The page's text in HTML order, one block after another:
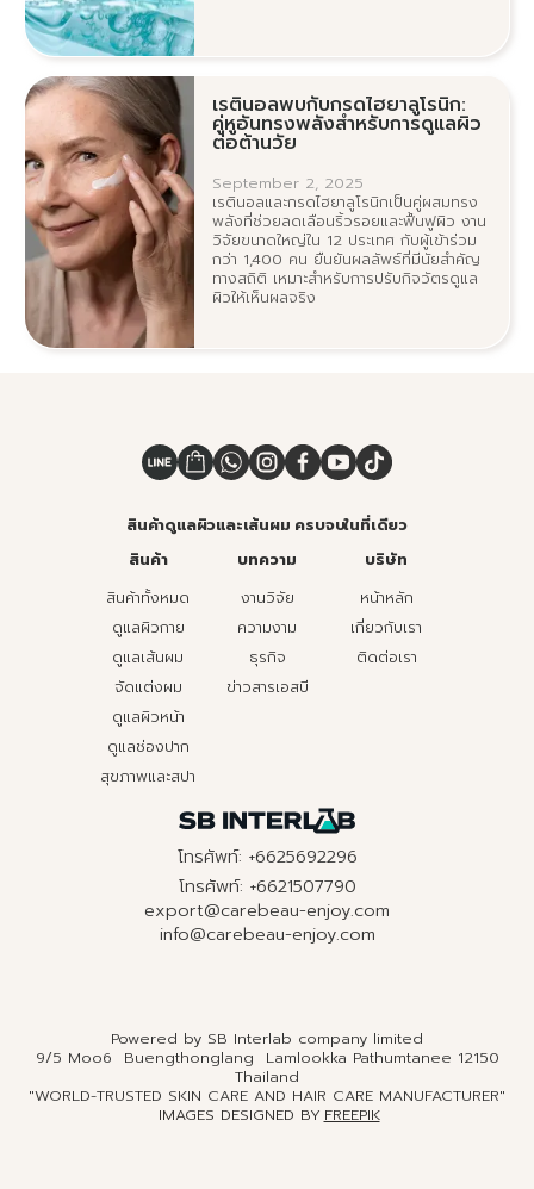
เรตินอลพบกับกรดไฮยาลูโรนิก:
คู่หูอันทรงพลังสำหรับการดูแลผิว
ต่อต้านวัย
September 2, 2025
เรตินอลและกรดไฮยาลูโรนิกเป็นคู่ผสมทรง
พลังที่ช่วยลดเลือนริ้วรอยและฟื้นฟูผิว งาน
วิจัยขนาดใหญ่ใน 12 ประเทศ กับผู้เข้าร่วม
กว่า 1,400 คน ยืนยันผลลัพธ์ที่มีนัยสำคัญ
ทางสถิติ เหมาะสำหรับการปรับกิจวัตรดูแล
ผิวให้เห็นผลจริง
สินค้าดูแลผิวและเส้นผม ครบจบในที่เดียว
สินค้า
สินค้าทั้งหมด
ดูแลผิวกาย
ดูแลเส้นผม
จัดแต่งผม
ดูแลผิวหน้า
ดูแลช่องปาก
สุขภาพและสปา
บทความ
งานวิจัย
ความงาม
ธุรกิจ
ข่าวสารเอสบี
บริษัท
หน้าหลัก
เกี่ยวกับเรา
ติดต่อเรา
โทรศัพท์: +6625692296
โทรศัพท์: +6621507790
export@carebeau-enjoy.com
info@carebeau-enjoy.com
Powered by SB Interlab company limited
9/5 Moo6 Buengthonglang Lamlookka Pathumtanee 12150
Thailand
"WORLD-TRUSTED SKIN CARE AND HAIR CARE MANUFACTURER"
IMAGES DESIGNED BY FREEPIK